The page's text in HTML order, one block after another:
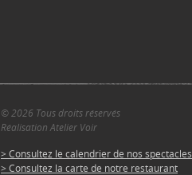
© 2026 Tous droits réservés
Réalisation Atelier Voir
> Consultez le calendrier de nos spectacles
> Consultez la carte de notre restaurant